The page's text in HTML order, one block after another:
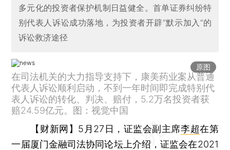
多元化的投资者保护机制日益健全。首单证券纠纷特
别代表人诉讼成功落地，为投资者开辟“默示加入”的
诉讼救济途径
原图
在司法机关的大力指导支持下，康美药业案从普通
代表人诉讼顺利启动，不到一年时间即完成特别代
表人诉讼的转化、判决、赔付，5.2万名投资者获
赔24.59亿元。图：视觉中国
【财新网】 5月27日，证监会副主席李超在第
一届厦门金融司法协同论坛上介绍，证监会在2021